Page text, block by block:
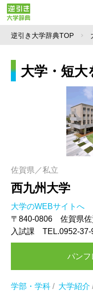
逆引き大学辞典TOP
大学・短大
佐賀県／私立
西九州大学
大学のWEBサイトへ
〒840-0806 佐賀県佐
入試課 TEL.0952-37-
パンフ
学部・学科 / 大学紹介